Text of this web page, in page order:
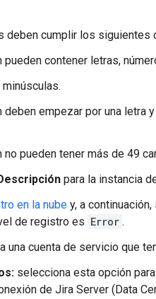
deben cumplir los siguientes
contener letras,
empezar por una letra
pueden tener más de 49
para la instancia
en la nube y, a
de registro es Error .
una cuenta de servicio que
selecciona esta opción
de Jira Server (Data